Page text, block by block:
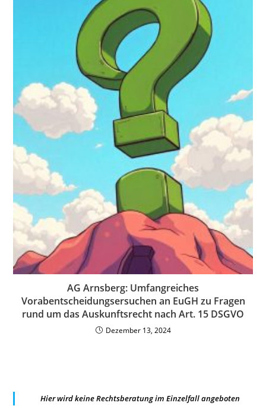
AG Arnsberg: Umfangreiches
Vorabentscheidungsersuchen an EuGH zu Fragen
rund um das Auskunftsrecht nach Art. 15 DSGVO
Dezember 13, 2024
Hier wird keine Rechtsberatung im Einzelfall angeboten